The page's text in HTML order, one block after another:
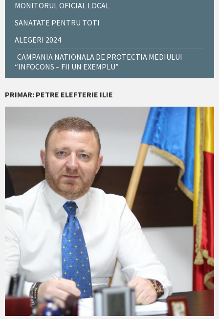
MONITORUL OFICIAL LOCAL
SANATATE PENTRU TOTI
ALEGERI 2024
CAMPANIA NATIONALA DE PROTECTIA MEDIULUI
“INFOCONS – FII UN EXEMPLU”
PRIMAR: PETRE ELEFTERIE ILIE